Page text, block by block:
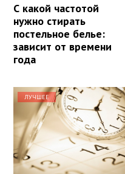
С какой частотой
нужно стирать
постельное белье:
зависит от времени
года
ЛУЧШЕЕ